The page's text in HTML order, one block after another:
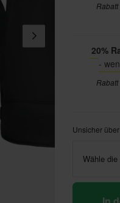
20%
-
Unsicher
Wähle